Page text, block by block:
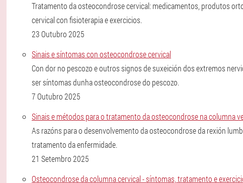
Tratamento da osteocondrose cervical: medicamentos, produtos
cervical con fisioterapia e exercicios.
23 Outubro 2025
Sinais e síntomas con osteocondrose cervical
Con dor no pescozo e outros signos de suxeición dos extremos
ser síntomas dunha osteocondrose do pescozo.
7 Outubro 2025
Sinais e métodos para o tratamento da osteocondrose na columna
As razóns para o desenvolvemento da osteocondrose da rexión
tratamento da enfermidade.
21 Setembro 2025
Osteocondrose da columna cervical - síntomas, tratamento e